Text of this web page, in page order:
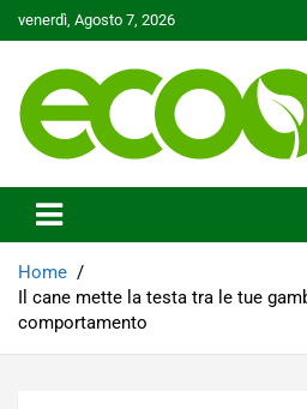
to
venerdì, Agosto 7, 2026
Ecoo.it
Home
Il cane mette la testa tra le tue
comportamento